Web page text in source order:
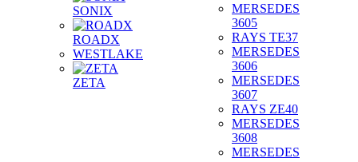
SONIX
ROADX
WESTLAKE
ZETA
MERSEDES
3605
RAYS TE37
MERSEDES
3606
MERSEDES
3607
RAYS ZE40
MERSEDES
3608
MERSEDES